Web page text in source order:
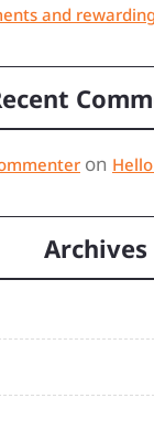
and
on
Archives